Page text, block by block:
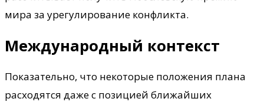
мира за урегулирование конфликта.
Международный контекст
Показательно, что некоторые положения плана
расходятся даже с позицией ближайших